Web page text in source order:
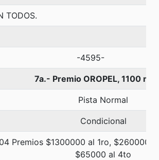
TODOS.
-4595-
7a.- Premio OROPEL, 1100
Pista Normal
Condicional
Premios $1300000 al 1ro, $260000
$65000 al 4to